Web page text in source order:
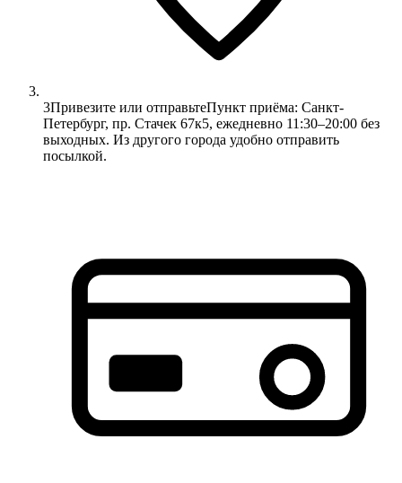
3Привезите или отправьтеПункт приёма: Санкт-
Петербург, пр. Стачек 67к5, ежедневно 11:30–20:00 без
выходных. Из другого города удобно отправить
посылкой.